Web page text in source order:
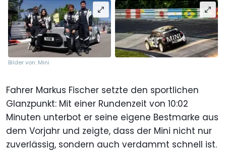
Bilder von: Mini
Fahrer Markus Fischer setzte den sportlichen
Glanzpunkt: Mit einer Rundenzeit von 10:02
Minuten unterbot er seine eigene Bestmarke aus
dem Vorjahr und zeigte, dass der Mini nicht nur
zuverlässig, sondern auch verdammt schnell ist.